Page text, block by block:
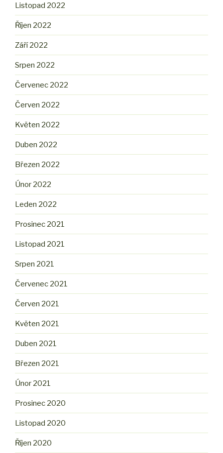
Listopad 2022
Říjen 2022
Září 2022
Srpen 2022
Červenec 2022
Červen 2022
Květen 2022
Duben 2022
Březen 2022
Únor 2022
Leden 2022
Prosinec 2021
Listopad 2021
Srpen 2021
Červenec 2021
Červen 2021
Květen 2021
Duben 2021
Březen 2021
Únor 2021
Prosinec 2020
Listopad 2020
Říjen 2020